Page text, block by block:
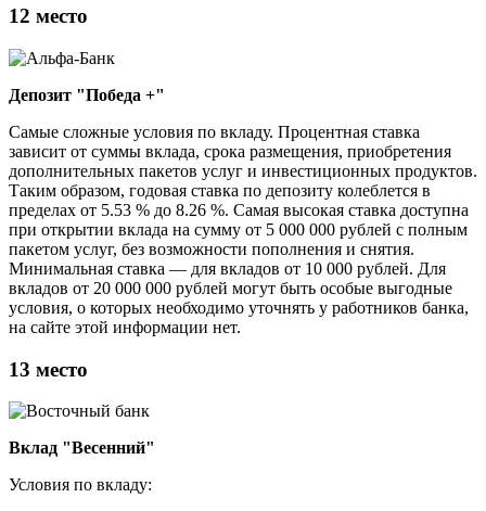
12 место
Депозит "Победа +"
Самые сложные условия по вкладу. Процентная ставка
зависит от суммы вклада, срока размещения, приобретения
дополнительных пакетов услуг и инвестиционных продуктов.
Таким образом, годовая ставка по депозиту колеблется в
пределах от 5.53 % до 8.26 %. Самая высокая ставка доступна
при открытии вклада на сумму от 5 000 000 рублей с полным
пакетом услуг, без возможности пополнения и снятия.
Минимальная ставка — для вкладов от 10 000 рублей. Для
вкладов от 20 000 000 рублей могут быть особые выгодные
условия, о которых необходимо уточнять у работников банка,
на сайте этой информации нет.
13 место
Вклад "Весенний"
Условия по вкладу: